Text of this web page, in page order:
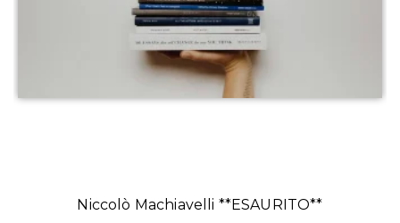
Niccolò Machiavelli **ESAURITO**